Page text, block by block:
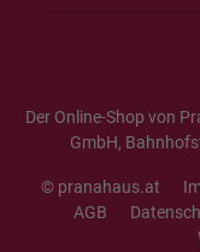
Der Online-Shop von
GmbH,
© pranahaus.at
AGB